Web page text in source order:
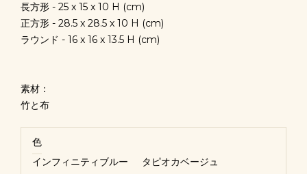
長方形 - 25 x 15 x 10 H (cm)
正方形 - 28.5 x 28.5 x 10 H (cm)
ラウンド - 16 x 16 x 13.5 H (cm)
素材：
竹と布
色
インフィニティブルー
タピオカベージュ